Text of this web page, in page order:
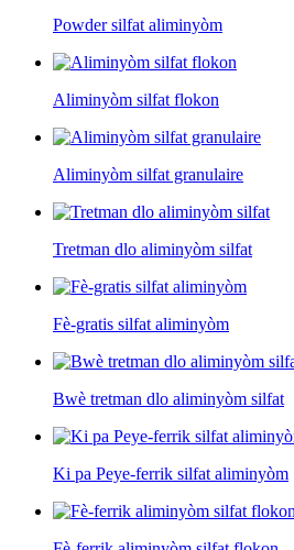
Powder silfat aliminyòm
Aliminyòm silfat flokon
Aliminyòm silfat granulaire
Tretman dlo aliminyòm silfat
Fè-gratis silfat aliminyòm
Bwè tretman dlo aliminyòm silfat
Ki pa Peye-ferrik silfat aliminyòm